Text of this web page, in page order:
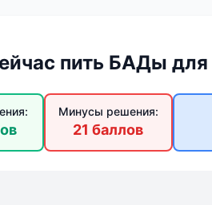
пить БАДы для
Минусы решения:
21 баллов